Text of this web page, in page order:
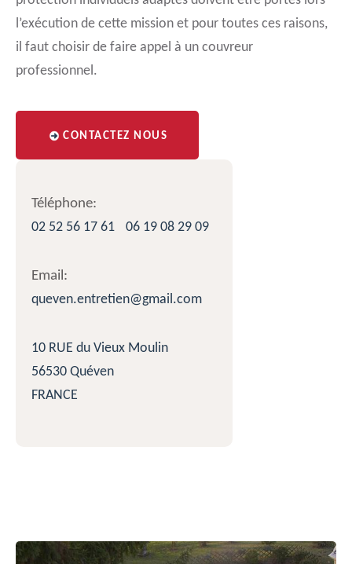
l’exécution de cette mission et pour toutes ces raisons,
il faut choisir de faire appel à un couvreur
professionnel.
CONTACTEZ NOUS
Téléphone:
02 52 56 17 61
06 19 08 29 09
Email:
queven.entretien@gmail.com
10 RUE du Vieux Moulin
56530 Quéven
FRANCE